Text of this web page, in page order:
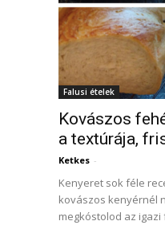
Falusi ételek
Kovászos
a textúrája,
Ketkes -
Kenyeret sok féle
kovászos kenyérnél
megkóstolod az